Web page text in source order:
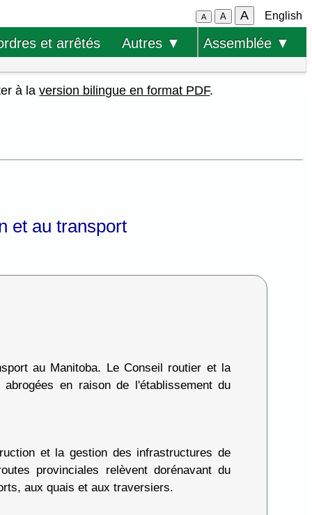
A A A English
et arrêtés Autres ▼ Assemblée ▼
à laversion bilingue en format PDF.
et au transport
au Manitoba. Le Conseil routier et la
en raison de l'établissement du
et la gestion des infrastructures de
provinciales relèvent dorénavant du
aux quais et aux traversiers.